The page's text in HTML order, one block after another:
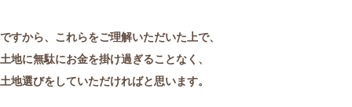
ですから、これらをご理解いただいた上で、
土地に無駄にお金を掛け過ぎることなく、
土地選びをしていただければと思います。